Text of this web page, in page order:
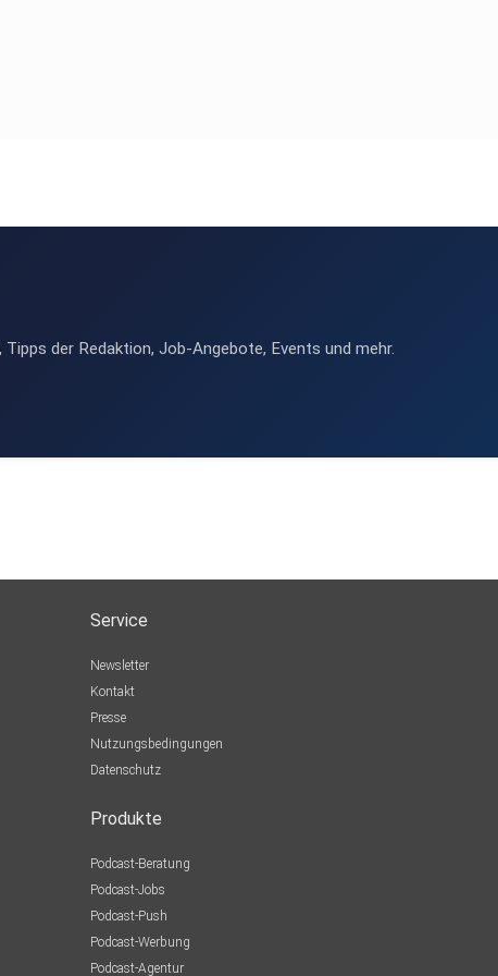
der Redaktion, Job-Angebote, Events und mehr.
Service
Newsletter
Kontakt
Presse
Nutzungsbedingungen
Datenschutz
Produkte
Podcast-Beratung
Podcast-Jobs
Podcast-Push
Podcast-Werbung
Podcast-Agentur